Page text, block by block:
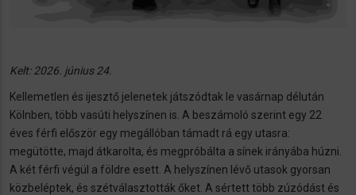
Kelt: 2026. június 24.
Kellemetlen és ijesztő jelenetek játszódtak le vasárnap délután
Kölnben, több vasúti helyszínen is. A beszámoló szerint egy 22
éves férfi először egy megállóban támadt rá egy utasra:
megütötte, majd átkarolta, és megpróbálta a sínek irányába húzni.
A két férfi végül a földre esett. A helyszínen lévő utasok gyorsan
közbeléptek, és szétválasztották őket. A sértett több zúzódást és